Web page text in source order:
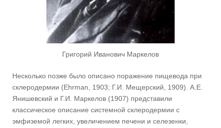
Григорий Иванович Маркелов
Несколько позже было описано поражение пищевода при
склеродермии (Ehrman, 1903; Г.И. Мещерский, 1909). А.Е.
Янишевский и Г.И. Маркелов (1907) представили
классическое описание системной склеродермии с
эмфиземой легких, увеличением печени и селезенки,